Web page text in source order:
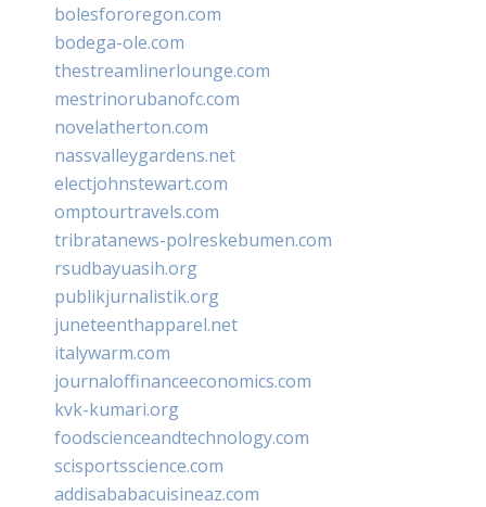
bolesfororegon.com
bodega-ole.com
thestreamlinerlounge.com
mestrinorubanofc.com
novelatherton.com
nassvalleygardens.net
electjohnstewart.com
omptourtravels.com
tribratanews-polreskebumen.com
rsudbayuasih.org
publikjurnalistik.org
juneteenthapparel.net
italywarm.com
journaloffinanceeconomics.com
kvk-kumari.org
foodscienceandtechnology.com
scisportsscience.com
addisababacuisineaz.com